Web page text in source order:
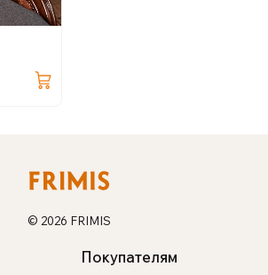
© 2026 FRIMIS
Покупателям